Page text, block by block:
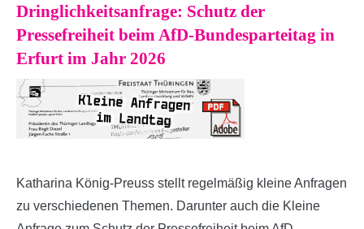
Dringlichkeitsanfrage: Schutz der
Pressefreiheit beim AfD-Bundesparteitag in
Erfurt im Jahr 2026
Katharina König-Preuss stellt regelmäßig kleine Anfragen
zu verschiedenen Themen. Darunter auch die Kleine